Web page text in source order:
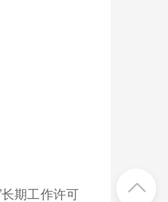
期工作许可